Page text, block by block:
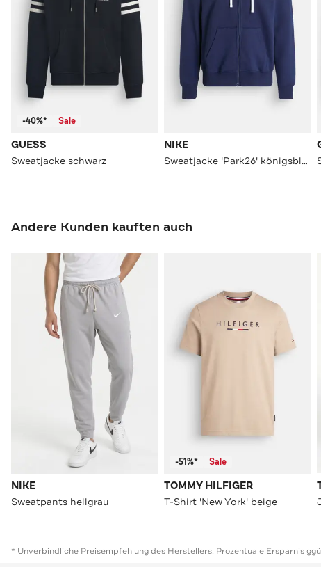
-40%* Sale
GUESS
Sweatjacke schwarz
NIKE
Sweatjacke 'Park26' königsblau
Andere Kunden kauften auch
NIKE
Sweatpants hellgrau
-51%* Sale
TOMMY HILFIGER
T-Shirt 'New York' beige
* Unverbindliche Preisempfehlung des Herstellers. Prozentuale Ersparnis